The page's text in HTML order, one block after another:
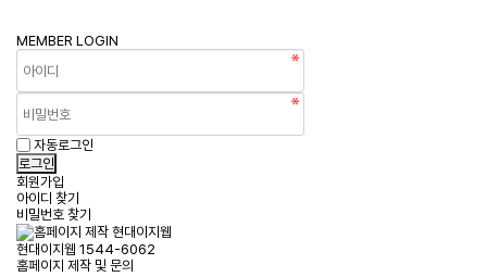
MEMBER LOGIN
자동로그인
회원가입
아이디 찾기
비밀번호 찾기
현대이지웹 1544-6062
홈페이지 제작 및 문의